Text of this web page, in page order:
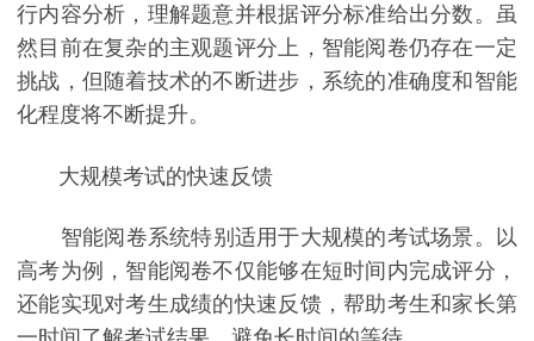
行内容分析，理解题意并根据评分标准给出分数。虽
然目前在复杂的主观题评分上，智能阅卷仍存在一定
挑战，但随着技术的不断进步，系统的准确度和智能
化程度将不断提升。
大规模考试的快速反馈
智能阅卷系统特别适用于大规模的考试场景。以
高考为例，智能阅卷不仅能够在短时间内完成评分，
还能实现对考生成绩的快速反馈，帮助考生和家长第